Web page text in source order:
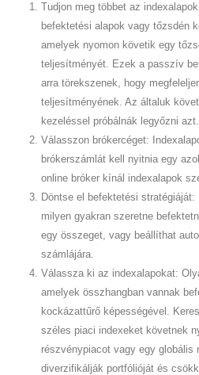
Tudjon meg többet az
befektetési alapok vagy tőzsdén
amelyek nyomon követik egy
teljesítményét. Ezek a passzív
arra törekszenek, hogy
teljesítményének. Az általuk
kezeléssel próbálnák legyőzni azt.
Válasszon brókercéget:
brókerszámlát kell nyitnia egy
online bróker kínál indexalapok
Döntse el befektetési
milyen gyakran szeretne
egy összeget, vagy beállíthat
számlájára.
Válassza ki az indexalapokat:
amelyek összhangban vannak
kockázattűrő képességével.
széles piaci indexeket követnek
részvénypiacot vagy egy globális
diverzifikálják portfólióját és